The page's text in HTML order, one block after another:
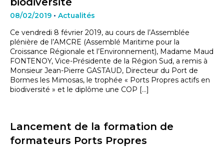
08/02/2019 • Actualités
Ce vendredi 8 février 2019, au cours de l’Assemblée
plénière de l’AMCRE (Assemblé Maritime pour la
Croissance Régionale et l’Environnement), Madame Maud
FONTENOY, Vice-Présidente de la Région Sud, a remis à
Monsieur Jean-Pierre GASTAUD, Directeur du Port de
Bormes les Mimosas, le trophée « Ports Propres actifs en
biodiversité » et le diplôme une COP […]
Lancement de la formation de
formateurs Ports Propres